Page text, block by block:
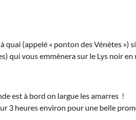
quai (appelé « ponton des Vénètes »)
qui vous emmènera sur le Lys noir en
est à bord on largue les amarres !
3 heures environ pour une belle